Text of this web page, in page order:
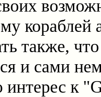
кораблей
также,
и сами
интерес к